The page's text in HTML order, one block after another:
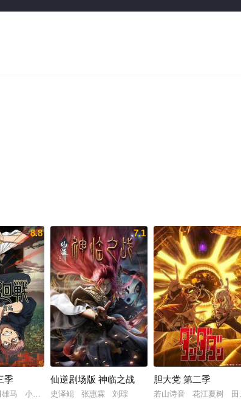
8.8
季
雄马 小松未可子
7.1
仙逆剧场版 神临之战
史泽鲲 张惠霖 刘琮
胆大党 第二季
若山诗音 花江夏树